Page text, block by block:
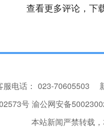
查看更多评论，下
服电话： 023-70605503
号 渝公网安备
本站新闻严禁转载